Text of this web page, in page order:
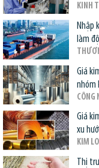
KINH
Nhập
làm
Giá
nhóm
CÔNG
Giá
xu
KIM
Thị